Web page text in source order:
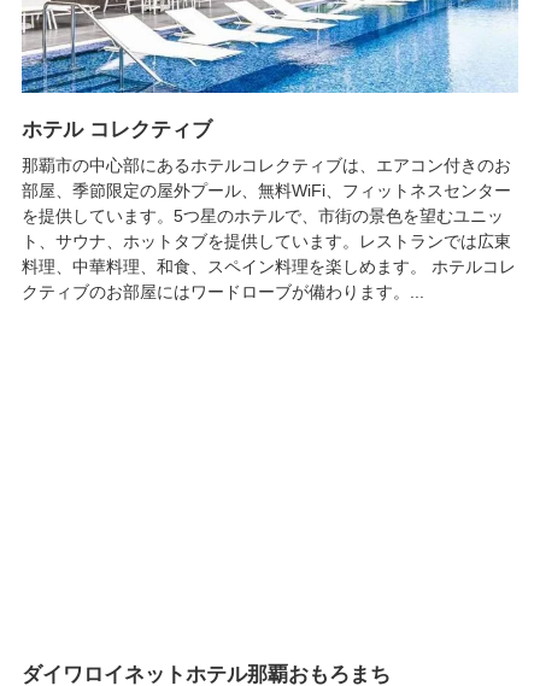
ホテル コレクティブ
那覇市の中心部にあるホテルコレクティブは、エアコン付きのお
部屋、季節限定の屋外プール、無料WiFi、フィットネスセンター
を提供しています。5つ星のホテルで、市街の景色を望むユニッ
ト、サウナ、ホットタブを提供しています。レストランでは広東
料理、中華料理、和食、スペイン料理を楽しめます。 ホテルコレ
クティブのお部屋にはワードローブが備わります。...
ダイワロイネットホテル那覇おもろまち